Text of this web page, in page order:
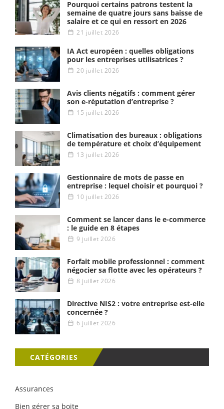
Pourquoi certains patrons testent la
semaine de quatre jours sans baisse de
salaire et ce qui en ressort en 2026
21 juillet 2026
IA Act européen : quelles obligations
pour les entreprises utilisatrices ?
20 juillet 2026
Avis clients négatifs : comment gérer
son e-réputation d’entreprise ?
15 juillet 2026
Climatisation des bureaux : obligations
de température et choix d’équipement
13 juillet 2026
Gestionnaire de mots de passe en
entreprise : lequel choisir et pourquoi ?
10 juillet 2026
Comment se lancer dans le e-commerce
: le guide en 8 étapes
9 juillet 2026
Forfait mobile professionnel : comment
négocier sa flotte avec les opérateurs ?
8 juillet 2026
Directive NIS2 : votre entreprise est-elle
concernée ?
6 juillet 2026
CATÉGORIES
Assurances
Bien gérer sa boite